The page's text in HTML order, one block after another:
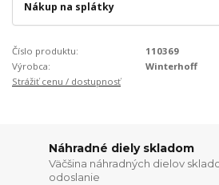
Nákup na splátky
Číslo produktu:
110369
Výrobca:
Winterhoff
Strážiť cenu / dostupnosť
Náhradné diely skladom
Väčšina náhradných dielov
odoslanie